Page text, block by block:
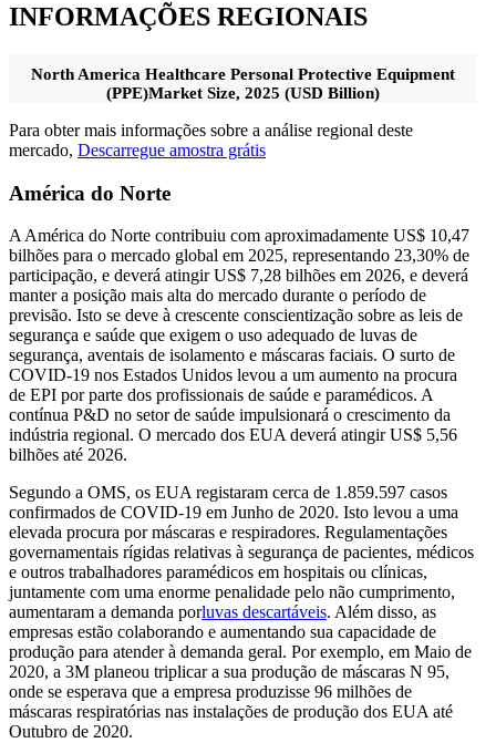
INFORMAÇÕES REGIONAIS
North America Healthcare Personal Protective Equipment
(PPE)Market Size, 2025 (USD Billion)
Para obter mais informações sobre a análise regional deste
mercado, Descarregue amostra grátis
América do Norte
A América do Norte contribuiu com aproximadamente US$ 10,47
bilhões para o mercado global em 2025, representando 23,30% de
participação, e deverá atingir US$ 7,28 bilhões em 2026, e deverá
manter a posição mais alta do mercado durante o período de
previsão. Isto se deve à crescente conscientização sobre as leis de
segurança e saúde que exigem o uso adequado de luvas de
segurança, aventais de isolamento e máscaras faciais. O surto de
COVID-19 nos Estados Unidos levou a um aumento na procura
de EPI por parte dos profissionais de saúde e paramédicos. A
contínua P&D no setor de saúde impulsionará o crescimento da
indústria regional. O mercado dos EUA deverá atingir US$ 5,56
bilhões até 2026.
Segundo a OMS, os EUA registaram cerca de 1.859.597 casos
confirmados de COVID-19 em Junho de 2020. Isto levou a uma
elevada procura por máscaras e respiradores. Regulamentações
governamentais rígidas relativas à segurança de pacientes, médicos
e outros trabalhadores paramédicos em hospitais ou clínicas,
juntamente com uma enorme penalidade pelo não cumprimento,
aumentaram a demanda porluvas descartáveis. Além disso, as
empresas estão colaborando e aumentando sua capacidade de
produção para atender à demanda geral. Por exemplo, em Maio de
2020, a 3M planeou triplicar a sua produção de máscaras N 95,
onde se esperava que a empresa produzisse 96 milhões de
máscaras respiratórias nas instalações de produção dos EUA até
Outubro de 2020.